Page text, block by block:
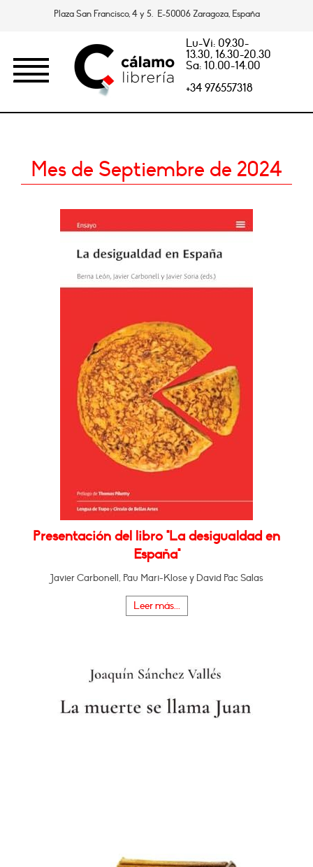
Plaza San Francisco, 4 y 5. E-50006 Zaragoza, España
Lu-Vi: 09.30-
13.30, 16.30-20.30
Sa: 10.00-14.00
+34 976557318
Mes de Septiembre de 2024
Presentación del libro "La desigualdad en
España"
Javier Carbonell, Pau Mari-Klose y David Pac Salas
Leer más...